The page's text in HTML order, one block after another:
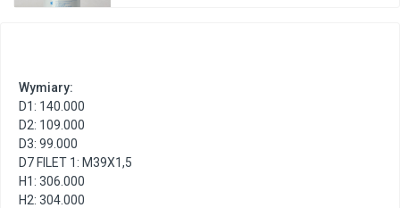
Wymiary:
D1: 140.000
D2: 109.000
D3: 99.000
D7 FILET 1: M39X1,5
H1: 306.000
H2: 304.000